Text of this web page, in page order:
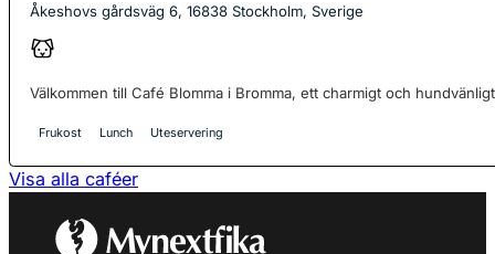
Åkeshovs gårdsväg 6, 16838 Stockholm, Sverige
Välkommen till Café Blomma i Bromma, ett charmigt och
Frukost Lunch Uteservering
Visa alla caféer